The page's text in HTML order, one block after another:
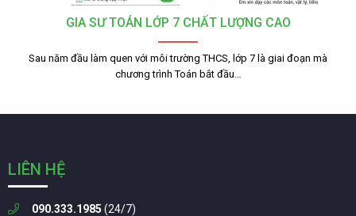
GIA SƯ TOÁN LỚP 7 CHẤT LƯỢNG CAO
Sau năm đầu làm quen với môi trường THCS, lớp 7 là giai đoạn mà
chương trình Toán bắt đầu…
LIÊN HỆ
090.333.1985 (24/7)